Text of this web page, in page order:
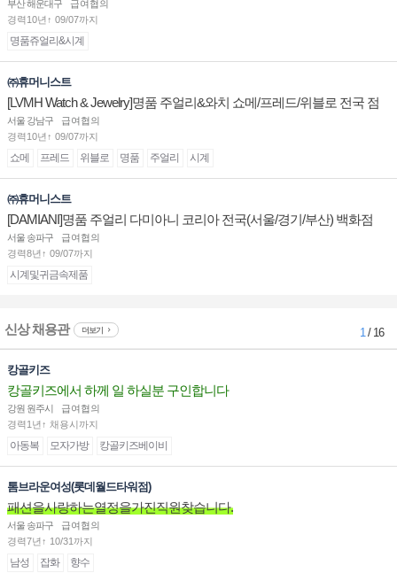
점 판매사원 채용
부산 해운대구
급여협의
경력10년↑ 09/07까지
명품쥬얼리&시계
㈜휴머니스트
[LVMH Watch & Jewelry]명품 주얼리&와치 쇼메/프레드/위블로 전국 점
장/부점장/판매사원 채용
서울 강남구
급여협의
경력10년↑ 09/07까지
쇼메 프레드 위블로 명품 주얼리 시계
㈜휴머니스트
[DAMIANI]명품 주얼리 다미아니 코리아 전국(서울/경기/부산) 백화점
부점장/판매사원 채용
서울 송파구
급여협의
경력8년↑ 09/07까지
시계및귀금속제품
신상 채용관 더보기 1/ 16
캉골키즈
캉골키즈에서 하께 일 하실분 구인합니다
강원 원주시
급여협의
경력1년↑ 채용시까지
아동복 모자가방 캉골키즈베이비
톰브라운여성(롯데월드타워점)
패션을사랑하는열정을가진직원찾습니다.
서울 송파구
급여협의
경력7년↑ 10/31까지
남성 잡화 향수